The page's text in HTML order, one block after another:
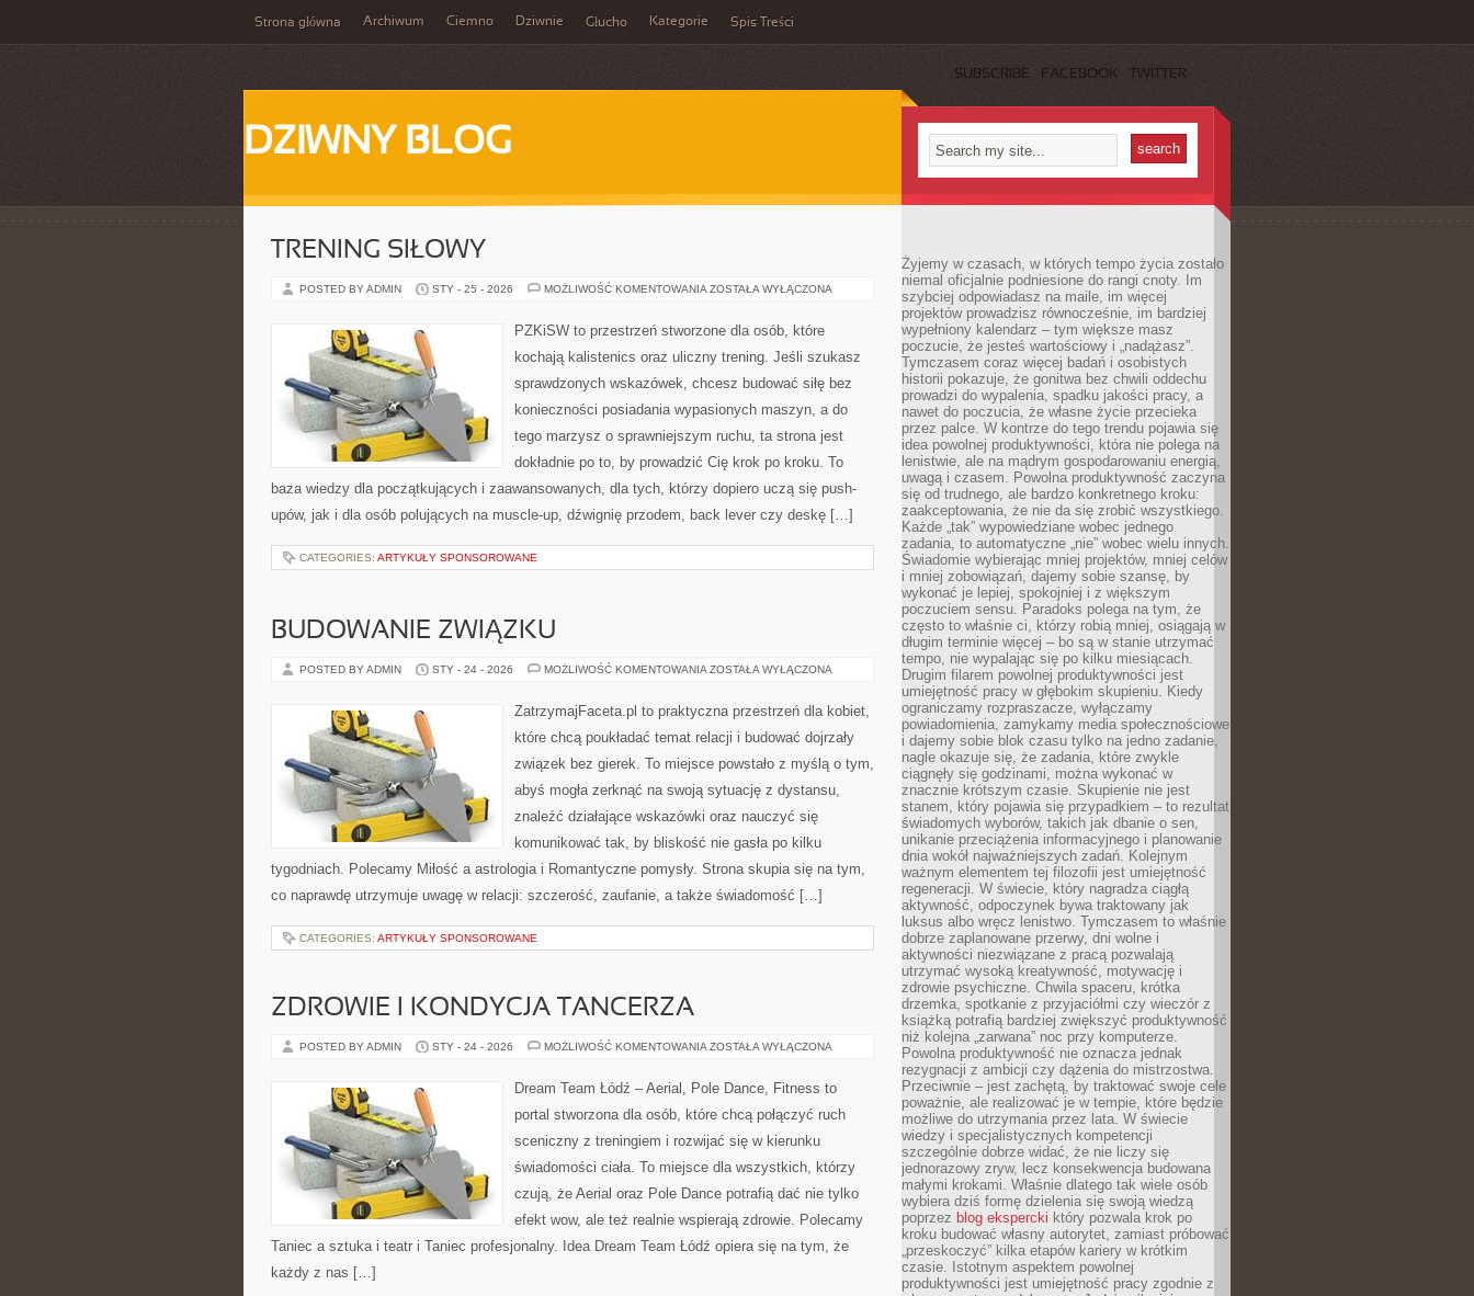
Strona główna Archiwum Ciemno Dziwnie Głucho Kategorie Spis Treści
SUBSCRIBE FACEBOOK TWITTER
DZIWNY BLOG
TRENING SIŁOWY
POSTED BY ADMIN STY - 25 - 2026 MOŻLIWOŚĆ KOMENTOWANIA TRENING
ZOSTAŁA WYŁĄCZONA
PZKiSW to przestrzeń stworzone dla osób, które
kochają kalistenics oraz uliczny trening. Jeśli szukasz
sprawdzonych wskazówek, chcesz budować siłę bez
konieczności posiadania wypasionych maszyn, a do
tego marzysz o sprawniejszym ruchu, ta strona jest
dokładnie po to, by prowadzić Cię krok po kroku. To
baza wiedzy dla początkujących i zaawansowanych, dla tych, którzy dopiero uczą się push-
upów, jak i dla osób polujących na muscle-up, dźwignię przodem, back lever czy deskę […]
CATEGORIES: ARTYKUŁY SPONSOROWANE
BUDOWANIE ZWIĄZKU
POSTED BY ADMIN STY - 24 - 2026 MOŻLIWOŚĆ KOMENTOWANIA BUDOWANIE
ZOSTAŁA WYŁĄCZONA
ZatrzymajFaceta.pl to praktyczna przestrzeń dla kobiet,
które chcą poukładać temat relacji i budować dojrzały
związek bez gierek. To miejsce powstało z myślą o tym,
abyś mogła zerknąć na swoją sytuację z dystansu,
znaleźć działające wskazówki oraz nauczyć się
komunikować tak, by bliskość nie gasła po kilku
tygodniach. Polecamy Miłość a astrologia i Romantyczne pomysły. Strona skupia się na tym,
co naprawdę utrzymuje uwagę w relacji: szczerość, zaufanie, a także świadomość […]
CATEGORIES: ARTYKUŁY SPONSOROWANE
ZDROWIE I KONDYCJA TANCERZA
POSTED BY ADMIN STY - 24 - 2026 MOŻLIWOŚĆ KOMENTOWANIA ZDROWIE
TANCERZA
ZOSTAŁA WYŁĄCZONA
Dream Team Łódź – Aerial, Pole Dance, Fitness to
portal stworzona dla osób, które chcą połączyć ruch
sceniczny z treningiem i rozwijać się w kierunku
świadomości ciała. To miejsce dla wszystkich, którzy
czują, że Aerial oraz Pole Dance potrafią dać nie tylko
efekt wow, ale też realnie wspierają zdrowie. Polecamy
Taniec a sztuka i teatr i Taniec profesjonalny. Idea Dream Team Łódź opiera się na tym, że
każdy z nas […]
Żyjemy w czasach, w których tempo życia zostało
niemal oficjalnie podniesione do rangi cnoty. Im
szybciej odpowiadasz na maile, im więcej
projektów prowadzisz równocześnie, im bardziej
wypełniony kalendarz – tym większe masz
poczucie, że jesteś wartościowy i „nadążasz”.
Tymczasem coraz więcej badań i osobistych
historii pokazuje, że gonitwa bez chwili oddechu
prowadzi do wypalenia, spadku jakości pracy, a
nawet do poczucia, że własne życie przecieka
przez palce. W kontrze do tego trendu pojawia się
idea powolnej produktywności, która nie polega na
lenistwie, ale na mądrym gospodarowaniu energią,
uwagą i czasem. Powolna produktywność zaczyna
się od trudnego, ale bardzo konkretnego kroku:
zaakceptowania, że nie da się zrobić wszystkiego.
Każde „tak” wypowiedziane wobec jednego
zadania, to automatyczne „nie” wobec wielu innych.
Świadomie wybierając mniej projektów, mniej celów
i mniej zobowiązań, dajemy sobie szansę, by
wykonać je lepiej, spokojniej i z większym
poczuciem sensu. Paradoks polega na tym, że
często to właśnie ci, którzy robią mniej, osiągają w
długim terminie więcej – bo są w stanie utrzymać
tempo, nie wypalając się po kilku miesiącach.
Drugim filarem powolnej produktywności jest
umiejętność pracy w głębokim skupieniu. Kiedy
ograniczamy rozpraszacze, wyłączamy
powiadomienia, zamykamy media społecznościowe
i dajemy sobie blok czasu tylko na jedno zadanie,
nagle okazuje się, że zadania, które zwykle
ciągnęły się godzinami, można wykonać w
znacznie krótszym czasie. Skupienie nie jest
stanem, który pojawia się przypadkiem – to rezultat
świadomych wyborów, takich jak dbanie o sen,
unikanie przeciążenia informacyjnego i planowanie
dnia wokół najważniejszych zadań. Kolejnym
ważnym elementem tej filozofii jest umiejętność
regeneracji. W świecie, który nagradza ciągłą
aktywność, odpoczynek bywa traktowany jak
luksus albo wręcz lenistwo. Tymczasem to właśnie
dobrze zaplanowane przerwy, dni wolne i
aktywności niezwiązane z pracą pozwalają
utrzymać wysoką kreatywność, motywację i
zdrowie psychiczne. Chwila spaceru, krótka
drzemka, spotkanie z przyjaciółmi czy wieczór z
książką potrafią bardziej zwiększyć produktywność
niż kolejna „zarwana” noc przy komputerze.
Powolna produktywność nie oznacza jednak
rezygnacji z ambicji czy dążenia do mistrzostwa.
Przeciwnie – jest zachętą, by traktować swoje cele
poważnie, ale realizować je w tempie, które będzie
możliwe do utrzymania przez lata. W świecie
wiedzy i specjalistycznych kompetencji
szczególnie dobrze widać, że nie liczy się
jednorazowy zryw, lecz konsekwencja budowana
małymi krokami. Właśnie dlatego tak wiele osób
wybiera dziś formę dzielenia się swoją wiedzą
poprzez blog ekspercki który pozwala krok po
kroku budować własny autorytet, zamiast próbować
„przeskoczyć” kilka etapów kariery w krótkim
czasie. Istotnym aspektem powolnej
produktywności jest umiejętność pracy zgodnie z